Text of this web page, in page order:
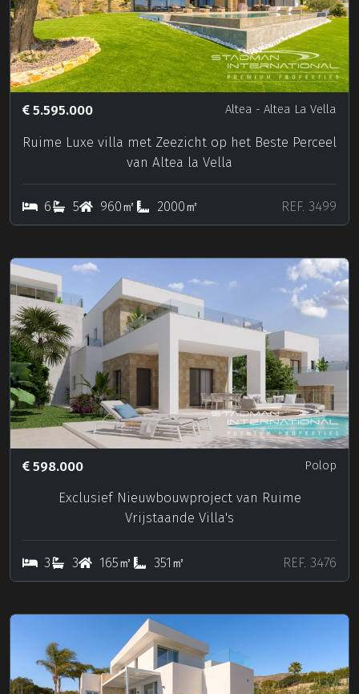
5.595.000 Altea - Altea La Vella
Ruime Luxe villa met Zeezicht op het Beste Perceel
van Altea la Vella
6 5 960㎡ 2000㎡ REF. 3499
598.000 Polop
Exclusief Nieuwbouwproject van Ruime
Vrijstaande Villa's
3 3 165㎡ 351㎡ REF. 3476